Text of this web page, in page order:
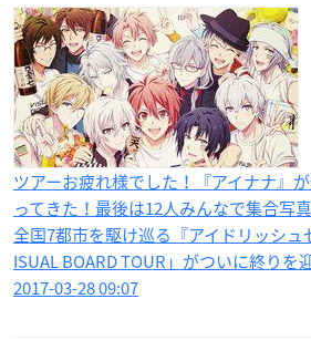
ツアーお疲れ様でした！『アイナナ』
ってきた！最後は12人みんなで集合写真
全国7都市を駆け巡る『アイドリッシ
ISUAL BOARD TOUR」がついに終り
2017-03-28 09:07